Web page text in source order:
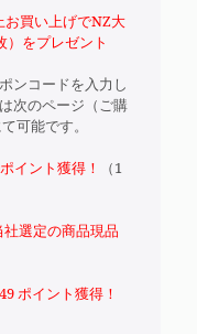
お買い上げでNZ大
をプレゼント
ンコードを入力し
次のページ（ご購
可能です。
イント獲得！
（1
社選定の商品現品
ポイント獲得！